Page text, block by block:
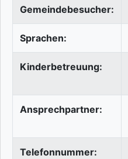
Gemeindebesucher:
Sprachen:
Kinderbetreuung:
Ansprechpartner:
Telefonnummer: